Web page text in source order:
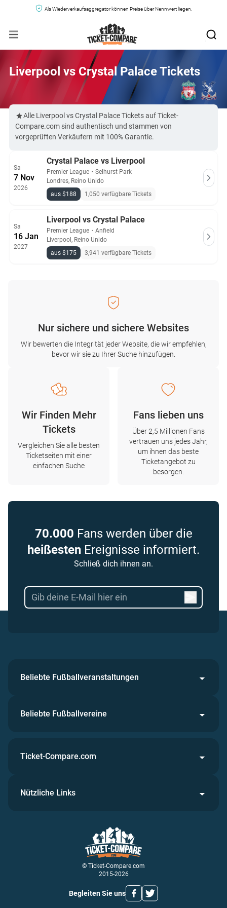
Als Wiederverkaufsaggregator können Preise über Nennwert liegen.
Liverpool vs Crystal Palace Tickets
Alle Liverpool vs Crystal Palace Tickets auf Ticket-
Compare.com sind authentisch und stammen von
vorgeprüften Verkäufern mit 100% Garantie.
Sa
7 Nov
2026
Crystal Palace vs Liverpool
Premier League ・ Selhurst Park
Londres, Reino Unido
aus $188
1,050 verfügbare Tickets
Sa
16 Jan
2027
Liverpool vs Crystal Palace
Premier League ・ Anfield
Liverpool, Reino Unido
aus $175
3,941 verfügbare Tickets
Nur sichere und sichere Websites
Wir bewerten die Integrität jeder Website, die wir empfehlen,
bevor wir sie zu Ihrer Suche hinzufügen.
Wir Finden Mehr
Tickets
Vergleichen Sie alle besten
Ticketseiten mit einer
einfachen Suche
Fans lieben uns
Über 2,5 Millionen Fans
vertrauen uns jedes Jahr,
um ihnen das beste
Ticketangebot zu
besorgen.
70.000 Fans werden über die
heißesten Ereignisse informiert.
Schließ dich ihnen an.
Beliebte Fußballveranstaltungen
Beliebte Fußballvereine
© Ticket-Compare.com
2015-2026
Begleiten Sie uns
Ticket-Compare.com
Nützliche Links